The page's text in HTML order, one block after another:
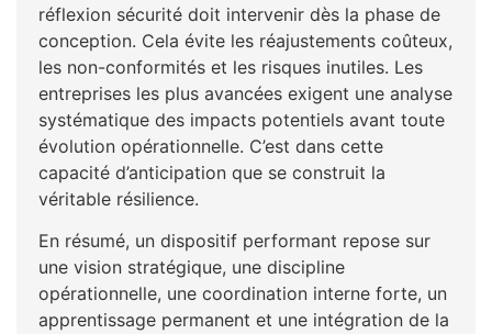
réflexion sécurité doit intervenir dès la phase de
conception. Cela évite les réajustements coûteux,
les non-conformités et les risques inutiles. Les
entreprises les plus avancées exigent une analyse
systématique des impacts potentiels avant toute
évolution opérationnelle. C’est dans cette
capacité d’anticipation que se construit la
véritable résilience.
En résumé, un dispositif performant repose sur
une vision stratégique, une discipline
opérationnelle, une coordination interne forte, un
apprentissage permanent et une intégration de la